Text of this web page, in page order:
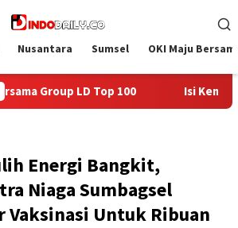
Nusantara Sumsel OKI Maju
dengan Kepedulian, Lapas
Energi Bangkit,
Niaga Sumbagsel
Vaksinasi Untuk Ribuan